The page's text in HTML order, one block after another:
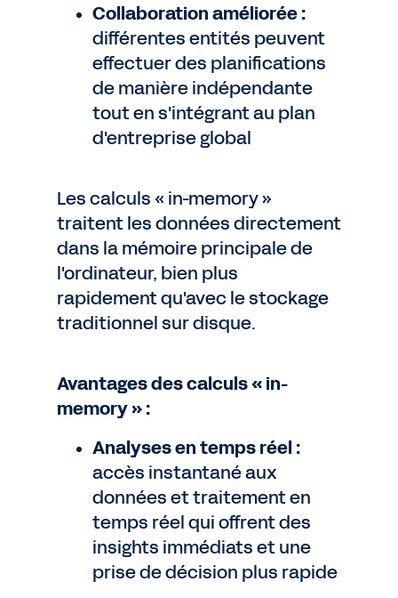
Collaboration améliorée :
différentes entités peuvent
effectuer des planifications
de manière indépendante
tout en s'intégrant au plan
d'entreprise global
Les calculs « in-memory »
traitent les données directement
dans la mémoire principale de
l'ordinateur, bien plus
rapidement qu'avec le stockage
traditionnel sur disque.
Avantages des calculs « in-
memory » :
Analyses en temps réel :
accès instantané aux
données et traitement en
temps réel qui offrent des
insights immédiats et une
prise de décision plus rapide